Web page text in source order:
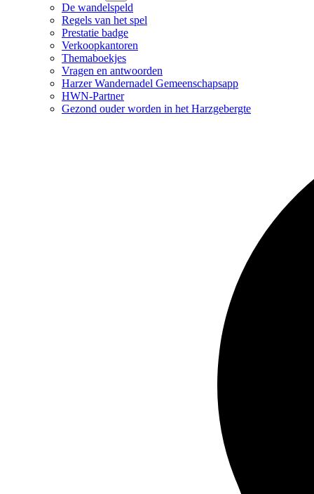
De wandelspeld
Regels van het spel
Prestatie badge
Verkoopkantoren
Themaboekjes
Vragen en antwoorden
Harzer Wandernadel Gemeenschapsapp
HWN-Partner
Gezond ouder worden in het Harzgebergte